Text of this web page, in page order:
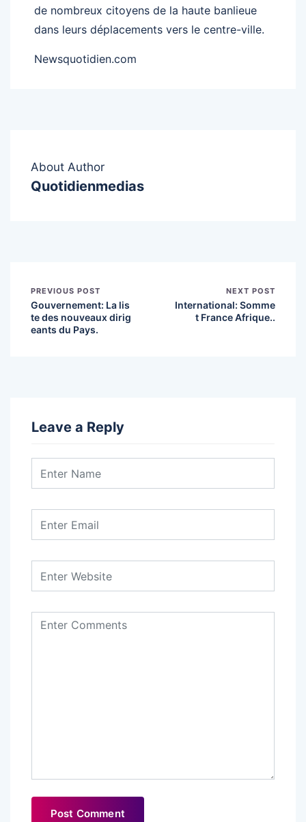
de nombreux citoyens de la haute banlieue
dans leurs déplacements vers le centre-ville.
Newsquotidien.com
About Author
Quotidienmedias
PREVIOUS POST
Gouvernement: La lis
te des nouveaux dirig
eants du Pays.
NEXT POST
International: Somme
t France Afrique..
Leave a Reply